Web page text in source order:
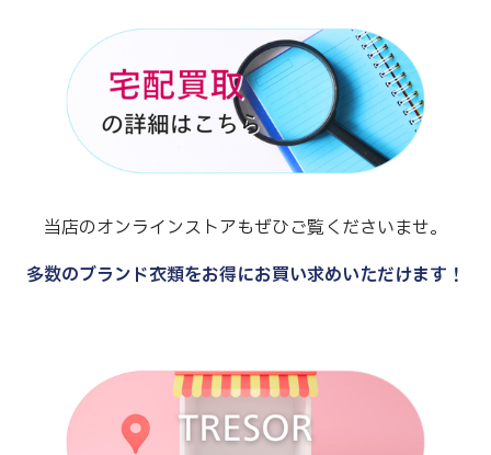
当店のオンラインストアもぜひご覧くださいませ。
多数のブランド衣類をお得にお買い求めいただけます！